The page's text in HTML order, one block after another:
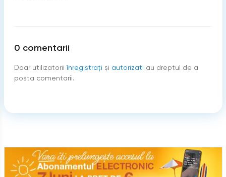
0 comentarii
Doar utilizatorii înregistraţi şi autorizați au dreptul de a
posta comentarii.